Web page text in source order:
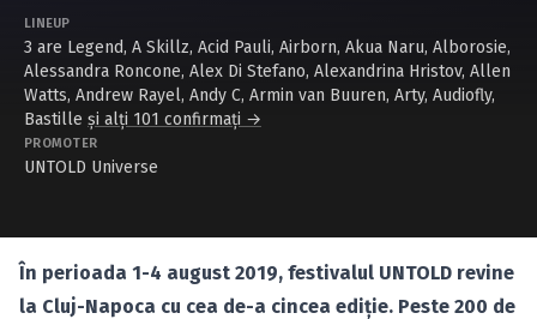
LINEUP
3 are Legend, A Skillz, Acid Pauli, Airborn, Akua Naru, Alborosie,
Alessandra Roncone, Alex Di Stefano, Alexandrina Hristov, Allen
Watts, Andrew Rayel, Andy C, Armin van Buuren, Arty, Audiofly,
Bastille și alți 101 confirmați →
PROMOTER
UNTOLD Universe
În perioada 1-4 august 2019, festivalul UNTOLD revine
la Cluj-Napoca cu cea de-a cincea ediţie. Peste 200 de